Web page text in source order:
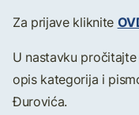
Za prijave kliknite
U nastavku
opis kategorija i
Đurovića.